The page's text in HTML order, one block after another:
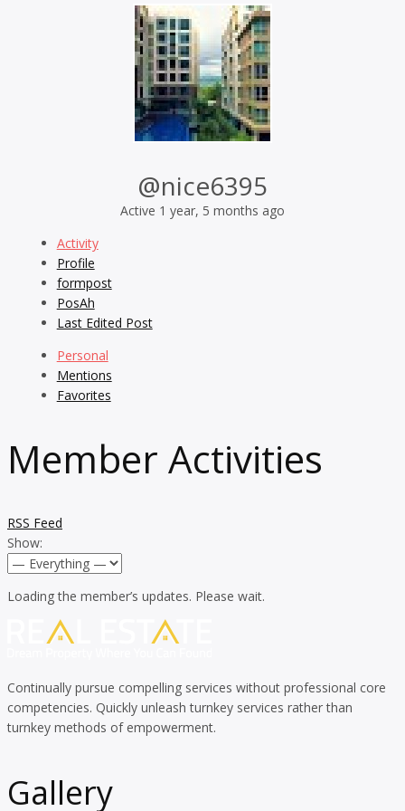
@nice6395
Active 1 year, 5 months ago
Activity
Profile
formpost
PosAh
Last Edited Post
Personal
Mentions
Favorites
Member Activities
RSS Feed
Show:
Loading the member’s updates. Please wait.
Continually pursue compelling services without professional core
competencies. Quickly unleash turnkey services rather than
turnkey methods of empowerment.
Gallery